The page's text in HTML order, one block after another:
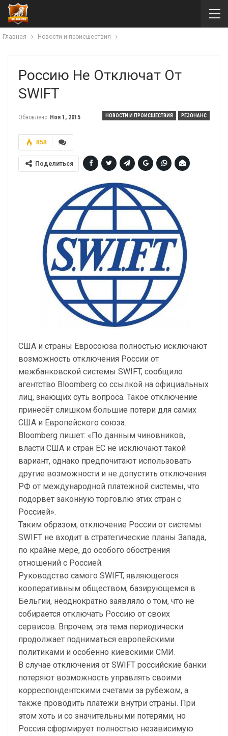
Главная Новости и происшествия
Россию Не Отключат От
SWIFT
НОВОСТИ И ПРОИСШЕСТВИЯ РЕЗОНАНС
Обновлено Ноя 1, 2015
858
Поделиться
США и страны Евросоюза полностью исключают
возможность отключения России от
межбанковской системы SWIFT, сообщило
агентство Bloomberg со ссылкой на официальных
лиц, знающих суть вопроса. Такое отключение
принесёт слишком большие потери для самих
США и Европейского союза.
Bloomberg пишет: «По данным чиновников,
власти США и стран ЕС не исключают такой
вариант, однако предпочитают использовать
другие возможности и не допустить отключения
РФ от международной платежной системы, что
подорвет законную торговлю этих стран с
Россией».
Таким образом, отключение России от системы
SWIFT не входит в стратегические планы Запада,
по крайне мере, до особого обострения
отношений с Россией.
Руководство самого SWIFT, являющегося
кооперативным обществом, базирующемся в
Бельгии, неоднократно заявляло о том, что не
собирается отключать Россию от своих
сервисов. Впрочем, эта тема периодически
продолжает подниматься европейскими
политиками и особенно киевскими СМИ.
В случае отключения от SWIFT российские банки
потеряют возможность управлять своими
корреспондентскими счетами за рубежом, а
также проводить платежи внутри страны. При
этом хоть и со значительными потерями, но
Россия сформирует полностью независимую